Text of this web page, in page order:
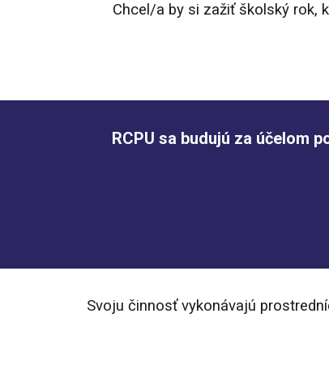
Chcel/a by si zažiť školský rok,
RCPU sa budujú za účelom
Svoju činnosť vykonávajú